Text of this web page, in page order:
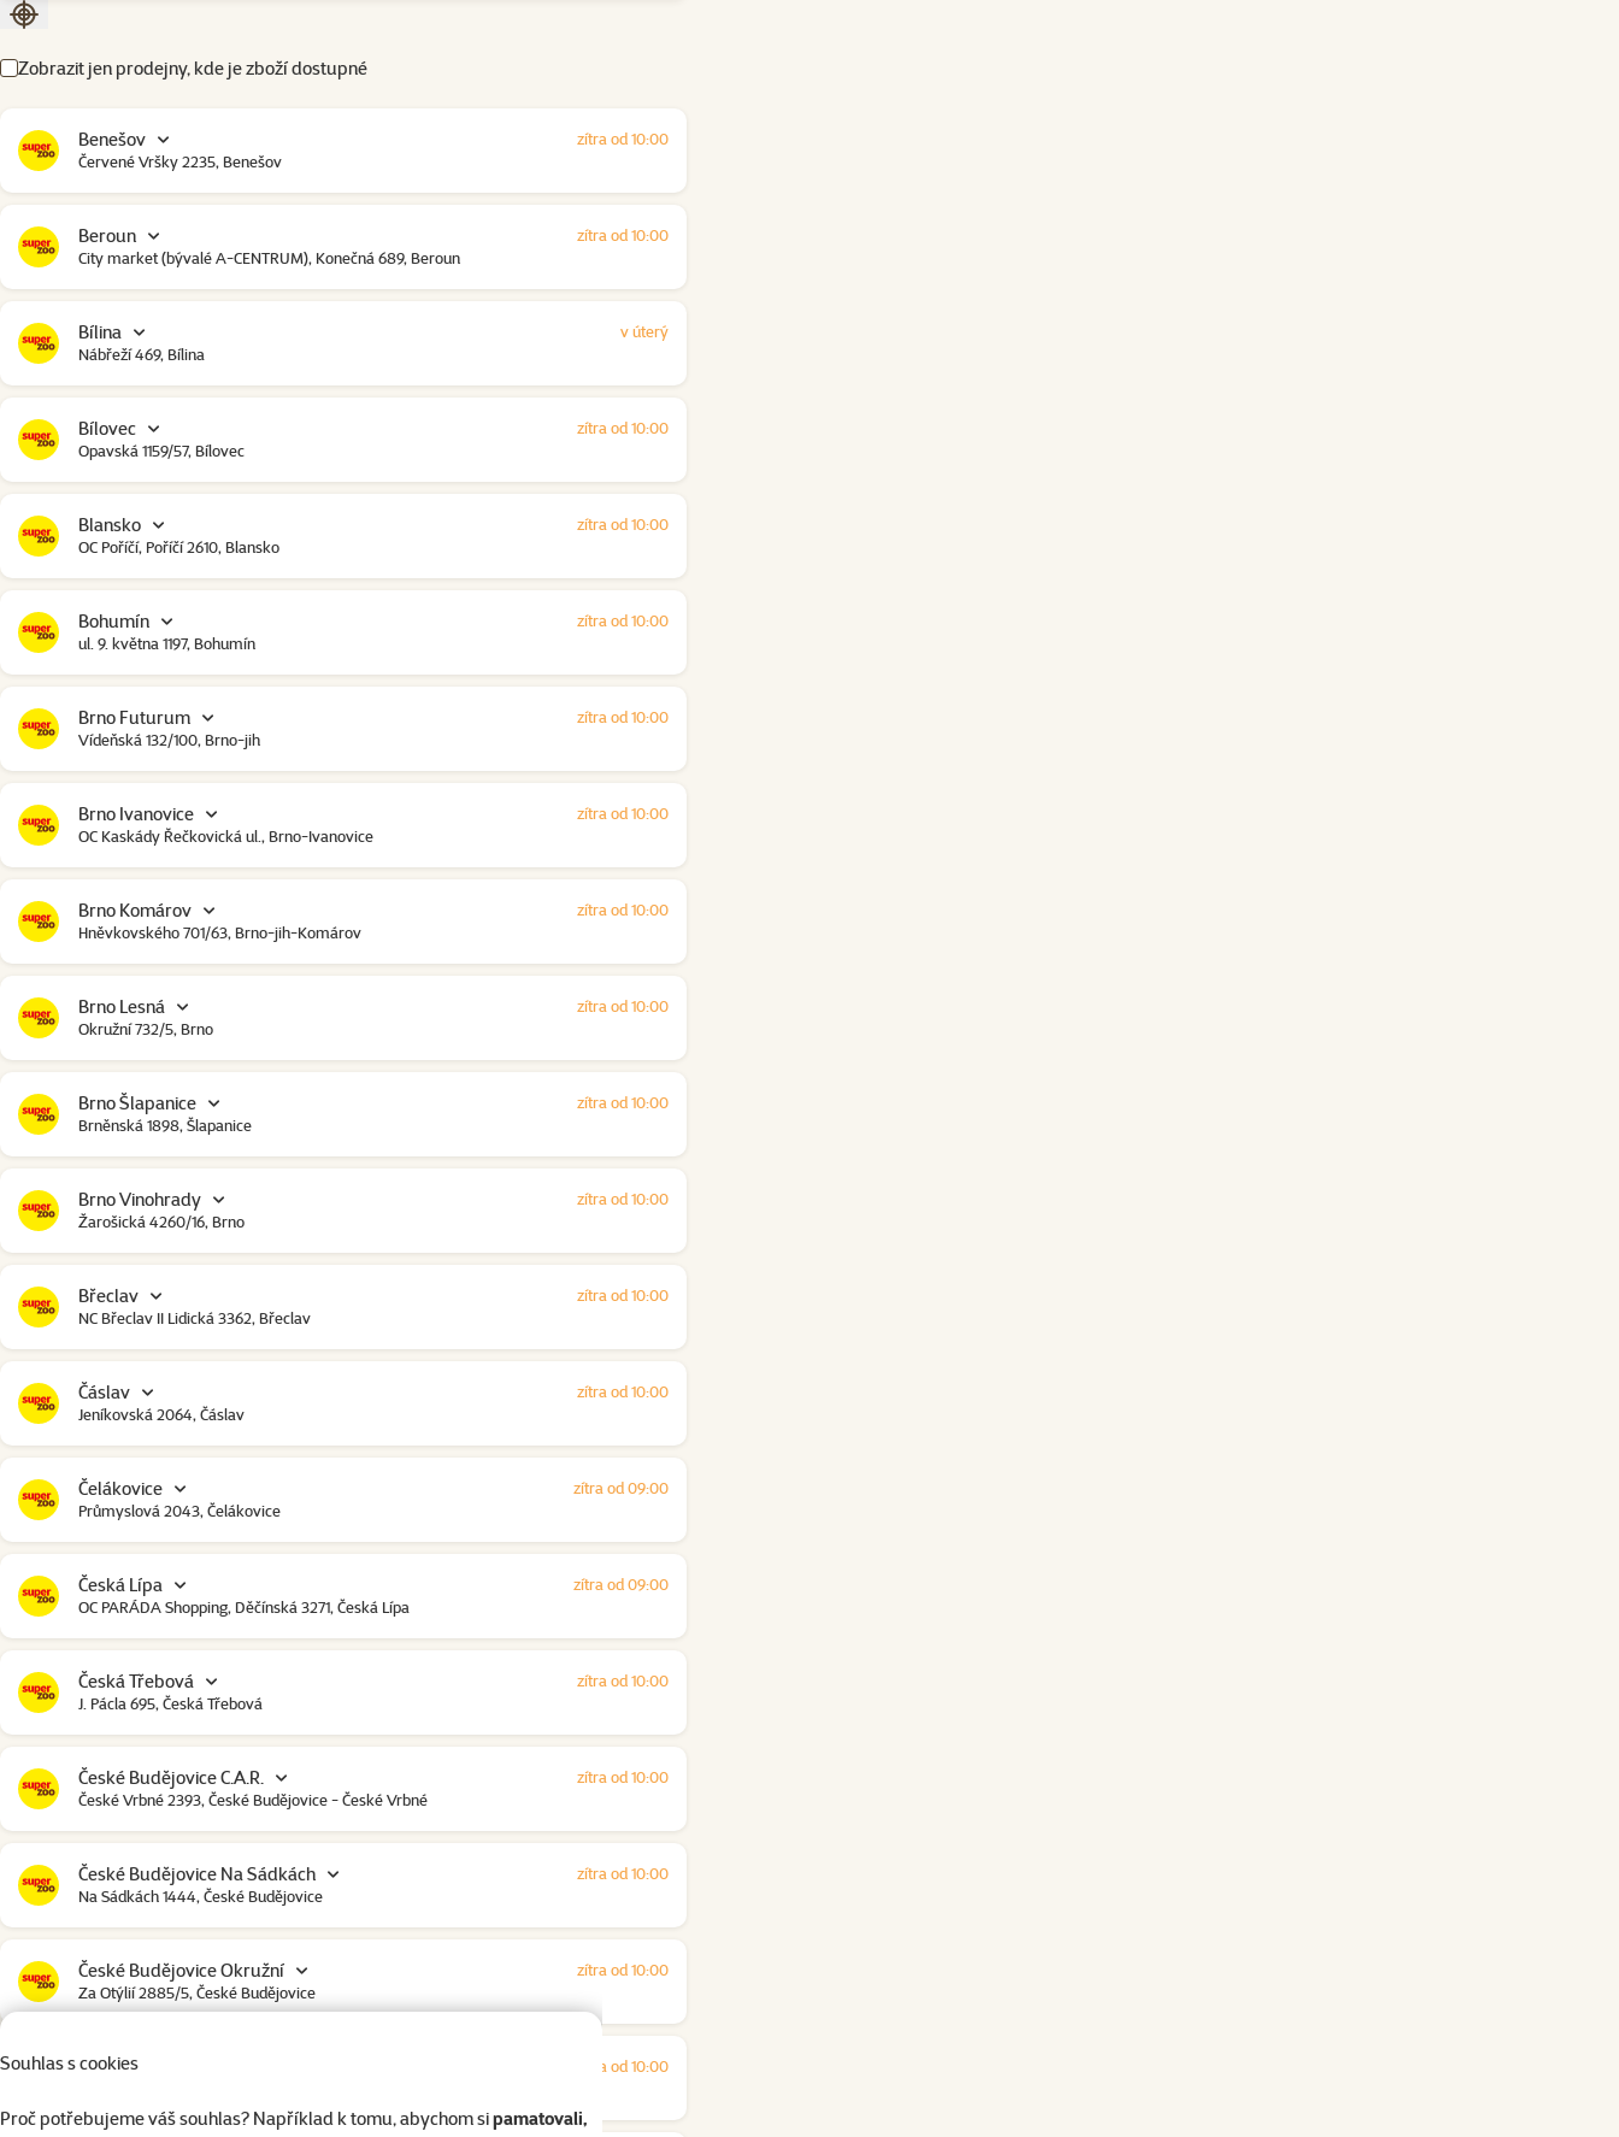
Souhlas s cookies
Proč potřebujeme váš souhlas? Například k tomu, abychom sipamatovali,
Seřadit podle aktuální polohy
Zobrazit jen prodejny, kde je zboží dostupné
Benešov
Červené Vršky 2235, Benešov
zítra od 10:00
Beroun
City market (bývalé A-CENTRUM), Konečná 689, Beroun
zítra od 10:00
Bílina
Nábřeží 469, Bílina
v úterý
Bílovec
Opavská 1159/57, Bílovec
zítra od 10:00
Blansko
OC Poříčí, Poříčí 2610, Blansko
zítra od 10:00
Bohumín
ul. 9. května 1197, Bohumín
zítra od 10:00
Brno Futurum
Vídeňská 132/100, Brno-jih
zítra od 10:00
Brno Ivanovice
OC Kaskády Řečkovická ul., Brno-Ivanovice
zítra od 10:00
Brno Komárov
Hněvkovského 701/63, Brno-jih-Komárov
zítra od 10:00
Brno Lesná
Okružní 732/5, Brno
zítra od 10:00
Brno Šlapanice
Brněnská 1898, Šlapanice
zítra od 10:00
Brno Vinohrady
Žarošická 4260/16, Brno
zítra od 10:00
Břeclav
NC Břeclav II Lidická 3362, Břeclav
zítra od 10:00
Čáslav
Jeníkovská 2064, Čáslav
zítra od 10:00
Čelákovice
Průmyslová 2043, Čelákovice
zítra od 09:00
Česká Lípa
OC PARÁDA Shopping, Děčínská 3271, Česká Lípa
zítra od 09:00
Česká Třebová
J. Pácla 695, Česká Třebová
zítra od 10:00
České Budějovice C.A.R.
České Vrbné 2393, České Budějovice - České Vrbné
zítra od 10:00
České Budějovice Na Sádkách
Na Sádkách 1444, České Budějovice
zítra od 10:00
České Budějovice Okružní
Za Otýlií 2885/5, České Budějovice
zítra od 10:00
České Budějovice Strakonická zítra od 10:00